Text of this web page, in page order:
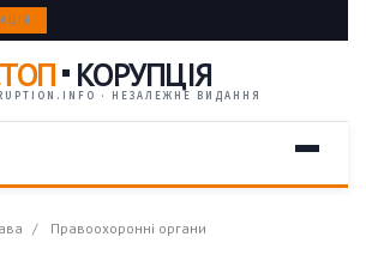
КОРУПЦІЯ
· НЕЗАЛЕЖНЕ ВИДАННЯ
Правоохоронні органи